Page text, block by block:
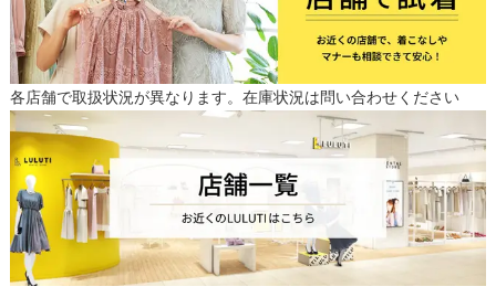
各店舗で取扱状況が異なります。在庫状況は問い合わせください